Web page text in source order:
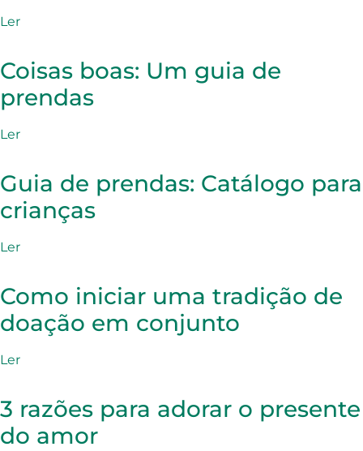
Ler
Coisas boas: Um guia de
prendas
Ler
Guia de prendas: Catálogo para
crianças
Ler
Como iniciar uma tradição de
doação em conjunto
Ler
3 razões para adorar o presente
do amor